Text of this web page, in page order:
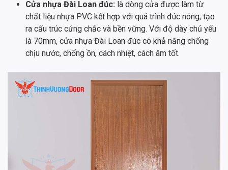
Cửa nhựa Đài Loan đúc: là dòng cửa được làm từ
chất liệu nhựa PVC kết hợp với quá trình đúc nóng, tạo
ra cấu trúc cứng chắc và bền vững. Với độ dày chủ yếu
là 70mm, cửa nhựa Đài Loan đúc có khả năng chống
chịu nước, chống ồn, cách nhiệt, cách âm tốt.